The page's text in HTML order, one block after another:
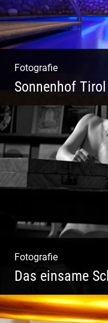
Fotografie
Sonnenhof Tirol
Freundliches
Luxuriöser Spa |
Fotografie
Das einsame
Aktfotografie |